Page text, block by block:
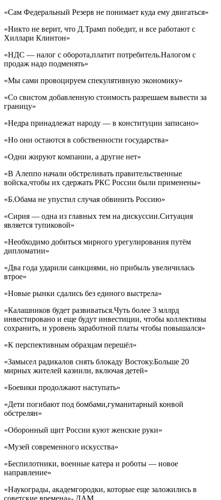
«Сам Федеральный Резерв не понимает куда ему двигаться»
«Никто не верит, что Д.Трамп победит, и все работают с
Хиллари Клинтон»
«НДС — налог с оборота,платит потребитель.Налогом с
продаж надо подменять»
«Мы сами провоцируем спекулятивную экономику»
«Со свистом добавленную стоимость разрешаем вывести за
границу»
«Недра принадлежат народу — в конституции записано»
«Но они остаются в собственности государства»
«Одни жируют компании, а другие нет»
«В Алеппо начали обстреливать правительственные
войска,чтобы их сдержать РКС России были применены»
«Б.Обама не упустил случая обвинить Россию»
«Сирия — одна из главных тем на дискуссии.Ситуация
является тупиковой»
«Необходимо добиться мирного урегулирования путём
дипломатии»
«Два года ударили санкциями, но прибыль увеличилась
втрое»
«Новые рынки сдались без единого выстрела»
«Калашников будет развиваться.Чуть более 3 мллрд
инвестировано и еще будут инвестиции, чтобы коллективы
сохранить, и уровень заработной платы чтобы повышался»
«К перспективным образцам перешёл»
«Замысел радикалов снять блокаду Востоку.Больше 20
мирных жителей казнили, включая детей»
«Боевики продолжают наступать»
«Дети погибают под бомбами,гуманитарный конвой
обстрелян»
«Оборонный щит России куют женские руки»
«Музей современного искусства»
«Беспилотники, военные катера и роботы — новое
направление»
«Наукограды, академгородки, которые еще заложились в
советские времена»- ДАМ